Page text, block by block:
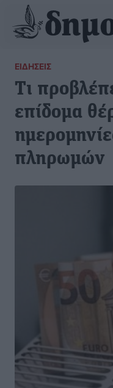
ΕΙΔΉΣΕΙΣ
Τι
επίδομα
πληρωμών